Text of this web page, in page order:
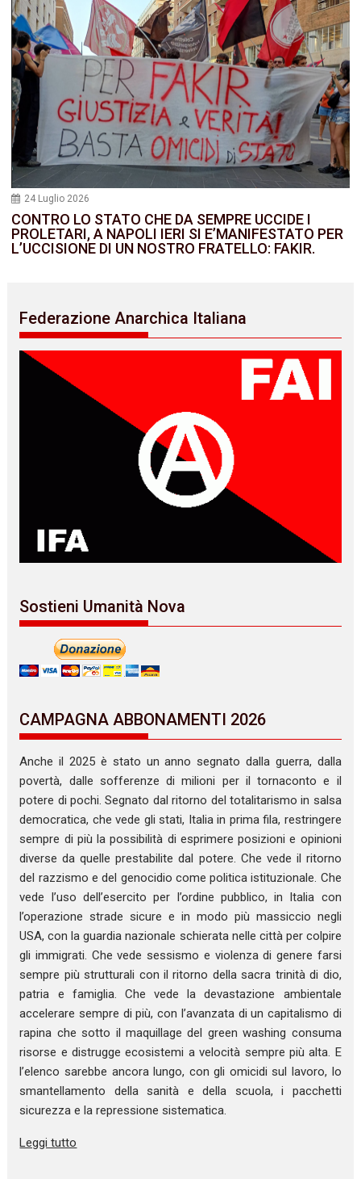
24 Luglio 2026
CONTRO LO STATO CHE DA SEMPRE UCCIDE I
PROLETARI, A NAPOLI IERI SI E’MANIFESTATO PER
L’UCCISIONE DI UN NOSTRO FRATELLO: FAKIR.
Federazione Anarchica Italiana
Sostieni Umanità Nova
CAMPAGNA ABBONAMENTI 2026
Anche il 2025 è stato un anno segnato dalla guerra, dalla
povertà, dalle sofferenze di milioni per il tornaconto e il
potere di pochi. Segnato dal ritorno del totalitarismo in salsa
democratica, che vede gli stati, Italia in prima fila, restringere
sempre di più la possibilità di esprimere posizioni e opinioni
diverse da quelle prestabilite dal potere. Che vede il ritorno
del razzismo e del genocidio come politica istituzionale. Che
vede l’uso dell’esercito per l’ordine pubblico, in Italia con
l’operazione strade sicure e in modo più massiccio negli
USA, con la guardia nazionale schierata nelle città per colpire
gli immigrati. Che vede sessismo e violenza di genere farsi
sempre più strutturali con il ritorno della sacra trinità di dio,
patria e famiglia. Che vede la devastazione ambientale
accelerare sempre di più, con l’avanzata di un capitalismo di
rapina che sotto il maquillage del green washing consuma
risorse e distrugge ecosistemi a velocità sempre più alta. E
l’elenco sarebbe ancora lungo, con gli omicidi sul lavoro, lo
smantellamento della sanità e della scuola, i pacchetti
sicurezza e la repressione sistematica.
Leggi tutto